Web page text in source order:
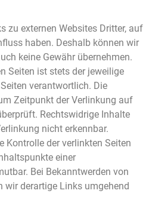
zu externen Websites Dritter, auf
haben. Deshalb können wir
keine Gewähr übernehmen.
Seiten ist stets der jeweilige
verantwortlich. Die
Zeitpunkt der Verlinkung auf
Rechtswidrige Inhalte
nicht erkennbar.
Kontrolle der verlinkten Seiten
einer
Bei Bekanntwerden von
wir derartige Links umgehend